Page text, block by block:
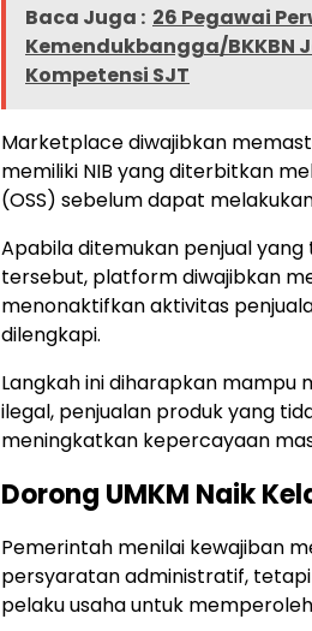
Baca Juga : 26 Pegawai
Kemendukbangga/BKKBN
Kompetensi SJT
Marketplace diwajibkan
memiliki NIB yang diterbitkan
(OSS) sebelum dapat
Apabila ditemukan penjual
tersebut, platform diwajibkan
menonaktifkan aktivitas
dilengkapi.
Langkah ini diharapkan
ilegal, penjualan produk yang
meningkatkan kepercayaan
Dorong UMKM Naik
Pemerintah menilai kewajiban
persyaratan administratif,
pelaku usaha untuk